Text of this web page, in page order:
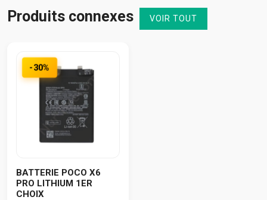
Produits connexes VOIR TOUT
-30%
BATTERIE POCO X6
PRO LITHIUM 1ER
CHOIX